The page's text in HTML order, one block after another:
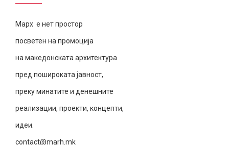
Марх е нет простор
посветен на промоција
на македонската архитектура
пред пошироката јавност,
преку минатите и денешните
реализации, проекти, концепти,
идеи.
contact@marh.mk